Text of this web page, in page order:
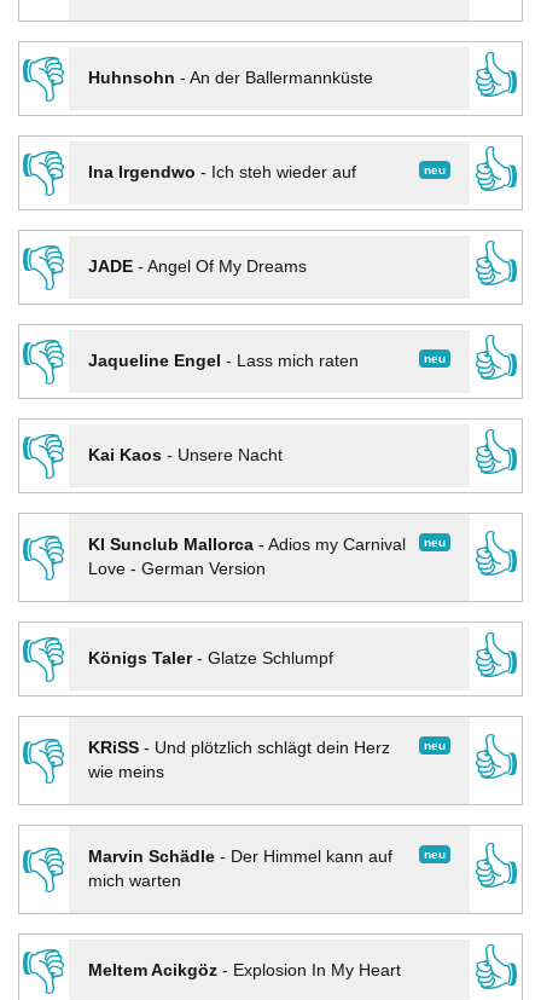
👎
Huhnsohn - An der Ballermannküste
👍
👎
neu
Ina Irgendwo - Ich steh wieder auf
👍
👎
JADE- Angel Of My Dreams
👍
👎
neu
Jaqueline Engel - Lass mich raten
👍
👎
Kai Kaos- Unsere Nacht
👍
👎
neu
KI Sunclub Mallorca- Adios my Carnival
Love - German Version
👍
👎
Königs Taler- Glatze Schlumpf
👍
👎
neu
KRiSS- Und plötzlich schlägt dein Herz
wie meins
👍
👎 neu
Marvin Schädle- Der Himmel kann auf
mich warten
👍
👎
Meltem Acikgöz- Explosion In My Heart
👍